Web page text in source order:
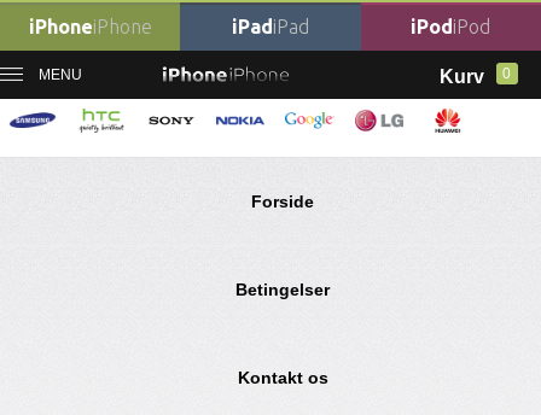
iPhoneiPhone iPadiPad iPodiPod
MENU Kurv 0
Ingen varer fundet
Forside
Betingelser
Kontakt os